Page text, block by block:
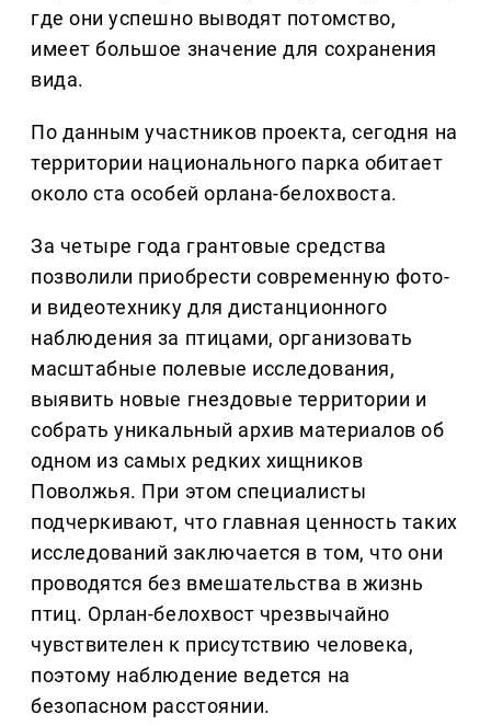
где они успешно выводят потомство,
имеет большое значение для сохранения
вида.
По данным участников проекта, сегодня на
территории национального парка обитает
около ста особей орлана-белохвоста.
За четыре года грантовые средства
позволили приобрести современную фото-
и видеотехнику для дистанционного
наблюдения за птицами, организовать
масштабные полевые исследования,
выявить новые гнездовые территории и
собрать уникальный архив материалов об
одном из самых редких хищников
Поволжья. При этом специалисты
подчеркивают, что главная ценность таких
исследований заключается в том, что они
проводятся без вмешательства в жизнь
птиц. Орлан-белохвост чрезвычайно
чувствителен к присутствию человека,
поэтому наблюдение ведется на
безопасном расстоянии.